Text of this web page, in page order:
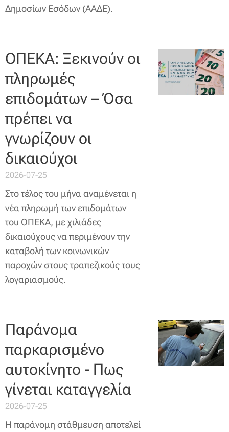
Δημοσίων Εσόδων (ΑΑΔΕ).
ΟΠΕΚΑ: Ξεκινούν οι
πληρωμές
επιδομάτων – Όσα
πρέπει να
γνωρίζουν οι
δικαιούχοι
2026-07-25
Στο τέλος του μήνα αναμένεται η
νέα πληρωμή των επιδομάτων
του ΟΠΕΚΑ, με χιλιάδες
δικαιούχους να περιμένουν την
καταβολή των κοινωνικών
παροχών στους τραπεζικούς τους
λογαριασμούς.
Παράνομα
παρκαρισμένο
αυτοκίνητο - Πως
γίνεται καταγγελία
2026-07-25
Η παράνομη στάθμευση αποτελεί